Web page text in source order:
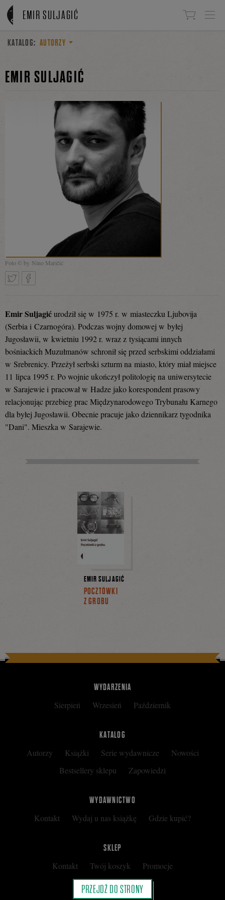
Linki do przejścia
EMIR SULJAGIĆ
KATALOG: AUTORZY
EMIR SULJAGIĆ
Foto © by Nino Maričić
się
na
Facebooku
Emir Suljagićurodził się w 1975 r. w miasteczku Ljubovija
(Serbia i Czarnogóra). Podczas wojny domowej w byłej
Jugosławii, w kwietniu 1992 r. wraz z tysiącami innych
bośniackich Muzułmanów schronił się przed serbskimi oddziałami
w Srebrenicy. Przeżył serbski szturm na miasto, który miał miejsce
11 lipca 1995 r. Po wojnie ukończył politologię na uniwersytecie
w Sarajewie i pracował w Hadze jako korespondent prasowy
relacjonując przebieg prac Międzynarodowego Trybunału Karnego
dla byłej Jugosławii. Obecnie pracuje jako dziennikarz tygodnika
"Dani". Mieszka w Sarajewie.
EMIR SULJAGIĆ
POCZTÓWKI
Z GROBU
WYDARZENIA
Sierpień Wrzesień Październik
KATALOG
Autorzy Książki Serie wydawnicze
Nowości
Bestsellery sklepu
Zapowiedzi
WYDAWNICTWO
Kontakt Wydaj u nas książkę Gdzie kupić?
SKLEP
Kontakt Twój koszyk
Promocje
Kup kartę podarunkową
Nota prawna
PRZEJDŹ DO STRONY